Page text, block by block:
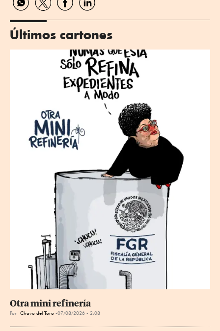
Compartir
WhatsApp
Compartir
Twitter
CompartirCompartir
Últimos cartones
Otra mini refinería
Por Chavo del Toro 07/08/2026 - 2:08